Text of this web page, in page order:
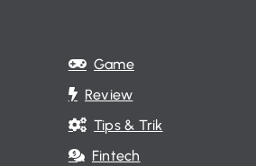
Game
Review
Tips & Trik
Fintech